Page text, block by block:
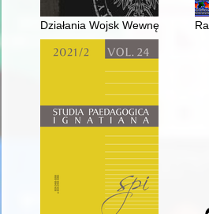
Działania Wojsk Wewnętrznych